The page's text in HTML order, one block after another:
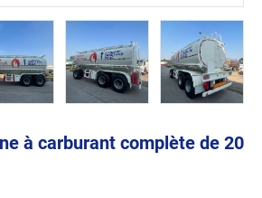
à carburant complète de 20